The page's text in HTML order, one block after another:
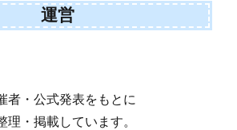
運営
者・公式発表をもとに
理・掲載しています。